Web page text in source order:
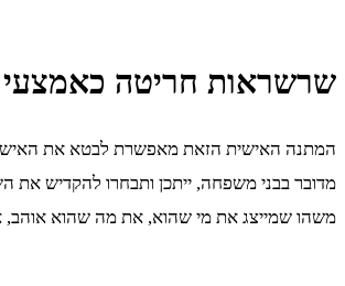
שרשראות חריטה כאמצעי
המתנה האישית הזאת מאפשרת לבטא את
מדובר בבני משפחה, ייתכן ותבחרו להקדיש את
משהו שמייצג את מי שהוא, את מה שהוא אוהב,